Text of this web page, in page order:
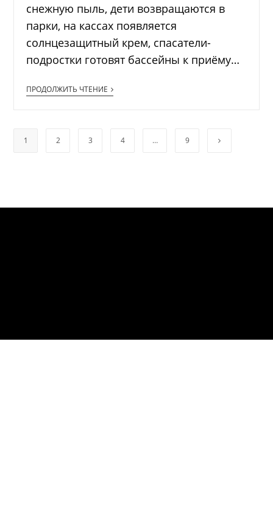
снежную пыль, дети возвращаются в
парки, на кассах появляется
солнцезащитный крем, спасатели-
подростки готовят бассейны к приёму…
ПРОДОЛЖИТЬ ЧТЕНИЕ
1 2 3 4 … 9